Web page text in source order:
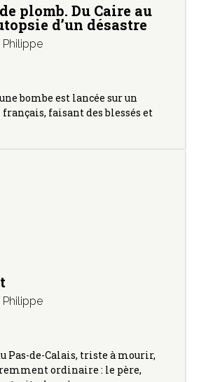
plomb. Du Caire au
d’un désastre
Philippe
bombe est lancée sur un
français, faisant des blessés et
Philippe
Pas-de-Calais, triste à mourir,
ordinaire : le père,